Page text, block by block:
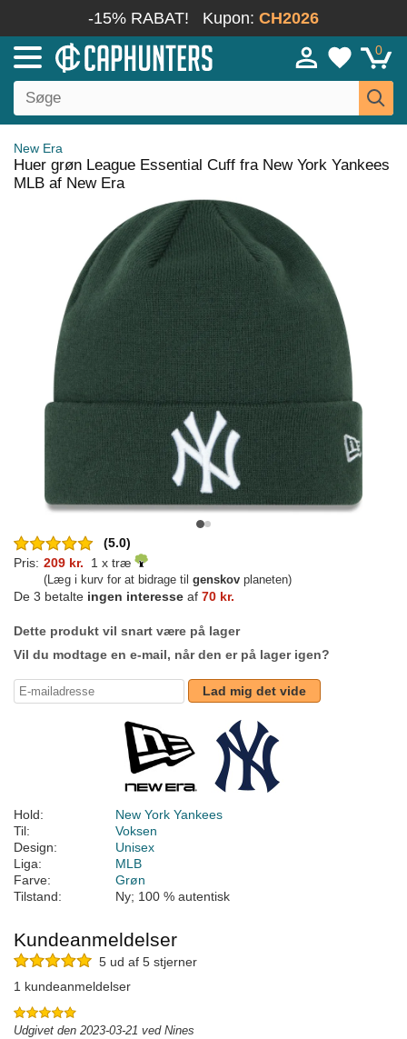
-15% RABAT! Kupon: CH2026
0
New Era
Huer grøn League Essential Cuff fra New York Yankees
MLB af New Era
(5.0)
Pris: 209 kr. 1 x træ
(Læg i kurv for at bidrage til genskov planeten)
De 3 betalte ingen interesse af 70 kr.
Dette produkt vil snart være på lager
Vil du modtage en e-mail, når den er på lager igen?
Lad mig det vide
Hold:
New York Yankees
Til:
Voksen
Design:
Unisex
Liga:
MLB
Farve:
Grøn
Tilstand:
Ny; 100 % autentisk
Kundeanmeldelser
5 ud af 5 stjerner
1 kundeanmeldelser
Udgivet den 2023-03-21 ved Nines